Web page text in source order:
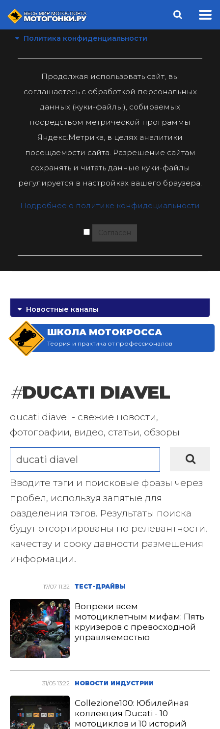
Политика конфиденциальности
Продолжая использовать сайт, вы
соглашаетесь с обработкой персональных
данных (куки-файлы), собираемых
посредством метрической программы
Яндекс.Метрика, в целях аналитики
посещаемости сайта. Разрешение сайтам
сохранять и читать данные куки-файлы
регулируется в настройках вашего браузера.
Подробнее о политике конфидециальности
Согласен
Новостные каналы
ШКОЛА МОТОКРОССА
Теория и практика от профессионалов
#DUCATI DIAVEL
ducati diavel - свежие новости,
фотографии, видео, статьи, обзоры
Вводите тэги и поисковые фразы через
пробел, используя запятые для
разделения тэгов. Результаты поиска
будут отсортированы по релевантности,
качеству и сроку давности размещения
информации.
17/07 11:32 ТЕСТ-ДРАЙВЫ
Вопреки всем
мотоциклетным мифам: Пять
круизеров с превосходной
управляемостью
31/05 13:22 НОВОСТИ ИНДУСТРИИ
Collezione100: Юбилейная
коллекция Ducati - 10
мотоциклов и 10 историй